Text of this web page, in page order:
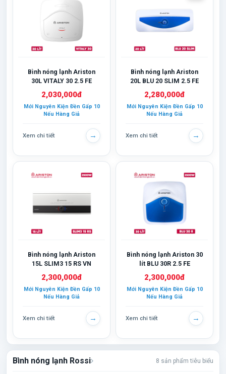
Bình nóng lạnh Ariston
30L VITALY 30 2.5 FE
2,030,000đ
Mới Nguyên Kiện Đền Gấp 10
Nếu Hàng Giả
Xem chi tiết →
Bình nóng lạnh Ariston
20L BLU 20 SLIM 2.5 FE
2,280,000đ
Mới Nguyên Kiện Đền Gấp 10
Nếu Hàng Giả
Xem chi tiết →
Bình nóng lạnh Ariston
15L SLIM3 15 RS VN
2,300,000đ
Mới Nguyên Kiện Đền Gấp 10
Nếu Hàng Giả
Xem chi tiết →
Bình nóng lạnh Ariston 30
lít BLU 30R 2.5 FE
2,300,000đ
Mới Nguyên Kiện Đền Gấp 10
Nếu Hàng Giả
Xem chi tiết →
Bình nóng lạnh Rossi 8 sản phẩm tiêu biểu